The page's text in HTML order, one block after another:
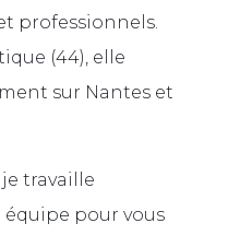
professionnels.
(44), elle
sur Nantes et
travaille
pour vous